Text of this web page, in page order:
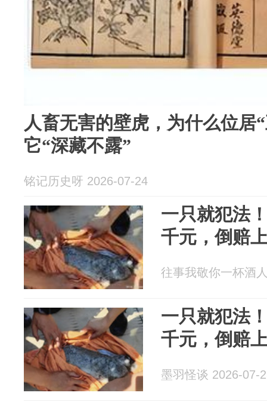
人畜无害的壁虎，为什么位居
它“深藏不露”
铭记历史呀 2026-07-24
一只就犯法
千元，倒赔
往事我敬你一杯酒
一只就犯法
千元，倒赔
墨羽怪谈 2026-07-